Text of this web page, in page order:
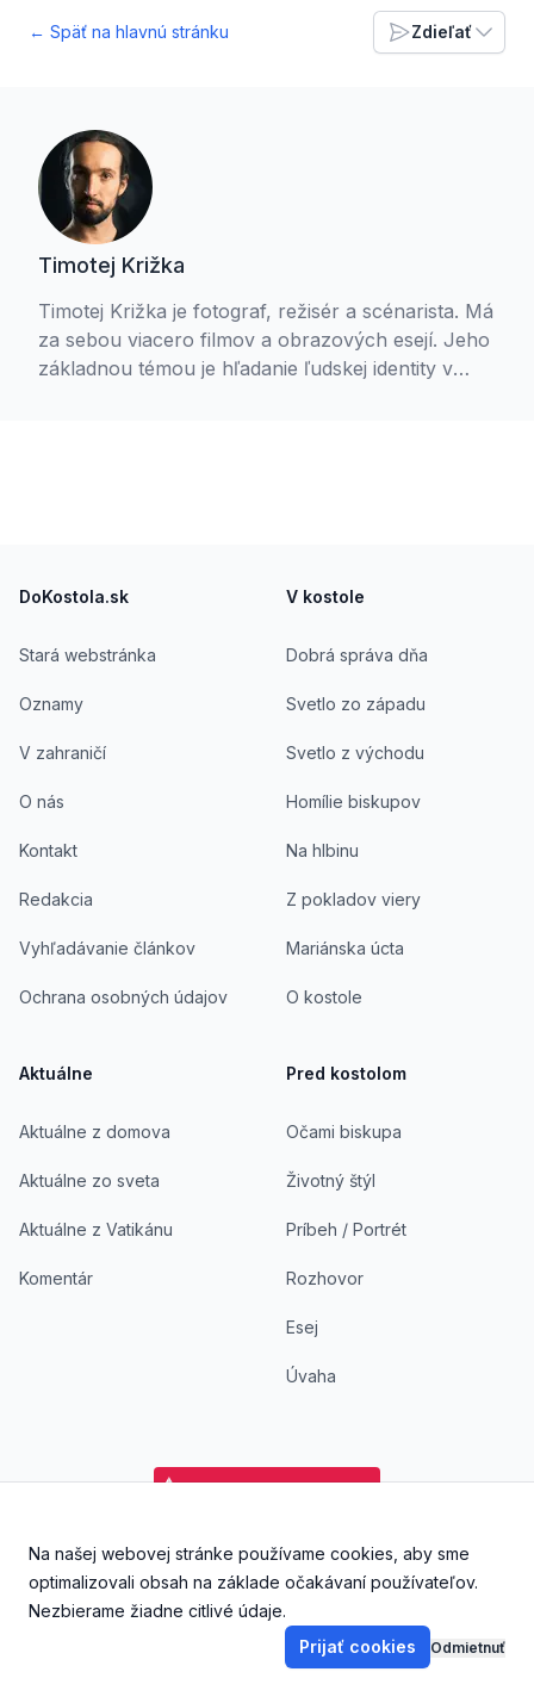
← Späť na hlavnú stránku Zdieľať
Timotej Križka
Timotej Križka je fotograf, režisér a scénarista. Má
za sebou viacero filmov a obrazových esejí. Jeho
základnou témou je hľadanie ľudskej identity v
DoKostola.sk
Stará webstránka
Oznamy
V zahraničí
O nás
Kontakt
Redakcia
Vyhľadávanie článkov
Ochrana osobných údajov
Aktuálne
Aktuálne z domova
Aktuálne zo sveta
Aktuálne z Vatikánu
Komentár
V kostole
Dobrá správa dňa
Svetlo zo západu
Svetlo z východu
Homílie biskupov
Na hlbinu
Z pokladov viery
Mariánska úcta
O kostole
Pred kostolom
Očami biskupa
Životný štýl
Príbeh / Portrét
Rozhovor
Esej
Úvaha
FacebookInstagramYouTubeAplikácia DoKostola -
Aplikácia
Na našej webovej stránke používame cookies, aby sme
optimalizovali obsah na základe očakávaní používateľov.
Nezbierame žiadne citlivé údaje.
Prijať cookies
Odmietnuť